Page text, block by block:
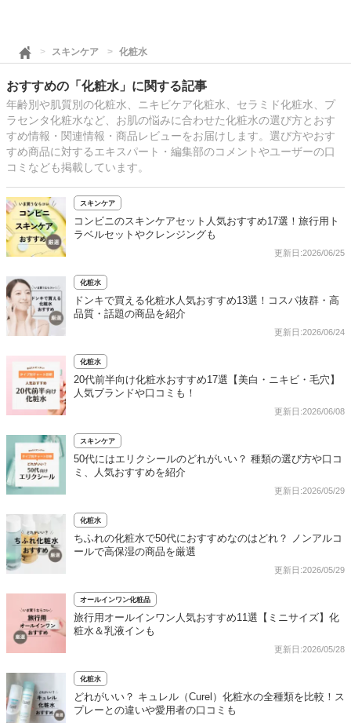
スキンケア 化粧水
おすすめの「化粧水」に関する記事
年齢別や肌質別の化粧水、ニキビケア化粧水、セラミド化粧水、プ
ラセンタ化粧水など、お肌の悩みに合わせた化粧水の選び方とおす
すめ情報・関連情報・商品レビューをお届けします。選び方やおす
すめ商品に対するエキスパート・編集部のコメントやユーザーの口
コミなども掲載しています。
スキンケア
コンビニのスキンケアセット人気おすすめ17選！旅行用ト
ラベルセットやクレンジングも
更新日:2026/06/25
化粧水
ドンキで買える化粧水人気おすすめ13選！コスパ抜群・高
品質・話題の商品を紹介
更新日:2026/06/24
化粧水
20代前半向け化粧水おすすめ17選【美白・ニキビ・毛穴】
人気ブランドや口コミも！
更新日:2026/06/08
スキンケア
50代にはエリクシールのどれがいい？ 種類の選び方や口コ
ミ、人気おすすめを紹介
更新日:2026/05/29
化粧水
ちふれの化粧水で50代におすすめなのはどれ？ ノンアルコ
ールで高保湿の商品を厳選
更新日:2026/05/29
オールインワン化粧品
旅行用オールインワン人気おすすめ11選【ミニサイズ】化
粧水＆乳液インも
更新日:2026/05/28
化粧水
どれがいい？ キュレル（Curel）化粧水の全種類を比較！ス
プレーとの違いや愛用者の口コミも